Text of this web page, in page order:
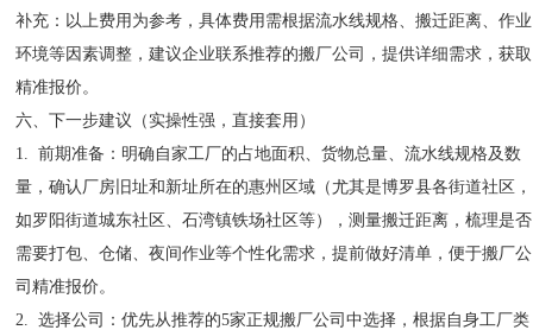
补充：以上费用为参考，具体费用需根据流水线规格、搬迁距离、作业
环境等因素调整，建议企业联系推荐的搬厂公司，提供详细需求，获取
精准报价。
六、下一步建议（实操性强，直接套用）
1. 前期准备：明确自家工厂的占地面积、货物总量、流水线规格及数
量，确认厂房旧址和新址所在的惠州区域（尤其是博罗县各街道社区，
如罗阳街道城东社区、石湾镇铁场社区等），测量搬迁距离，梳理是否
需要打包、仓储、夜间作业等个性化需求，提前做好清单，便于搬厂公
司精准报价。
2. 选择公司：优先从推荐的5家正规搬厂公司中选择，根据自身工厂类